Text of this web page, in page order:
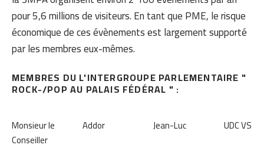
pour 5,6 millions de visiteurs. En tant que PME, le risque
économique de ces évènements est largement supporté
par les membres eux-mêmes.
MEMBRES DU L'INTERGROUPE PARLEMENTAIRE "
ROCK-/POP AU PALAIS FÉDÉRAL " :
Monsieur le
Conseiller
Addor Jean-Luc UDC VS